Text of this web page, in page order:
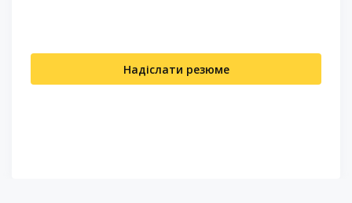
Надіслати резюме